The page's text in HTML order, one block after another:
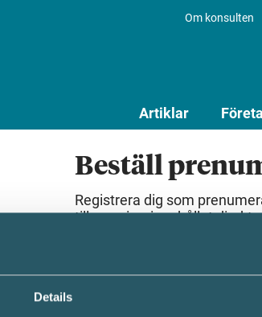
Details
Om konsulten
Artiklar
Beställ
Registrera dig som
till premiuminnehållet direkt.